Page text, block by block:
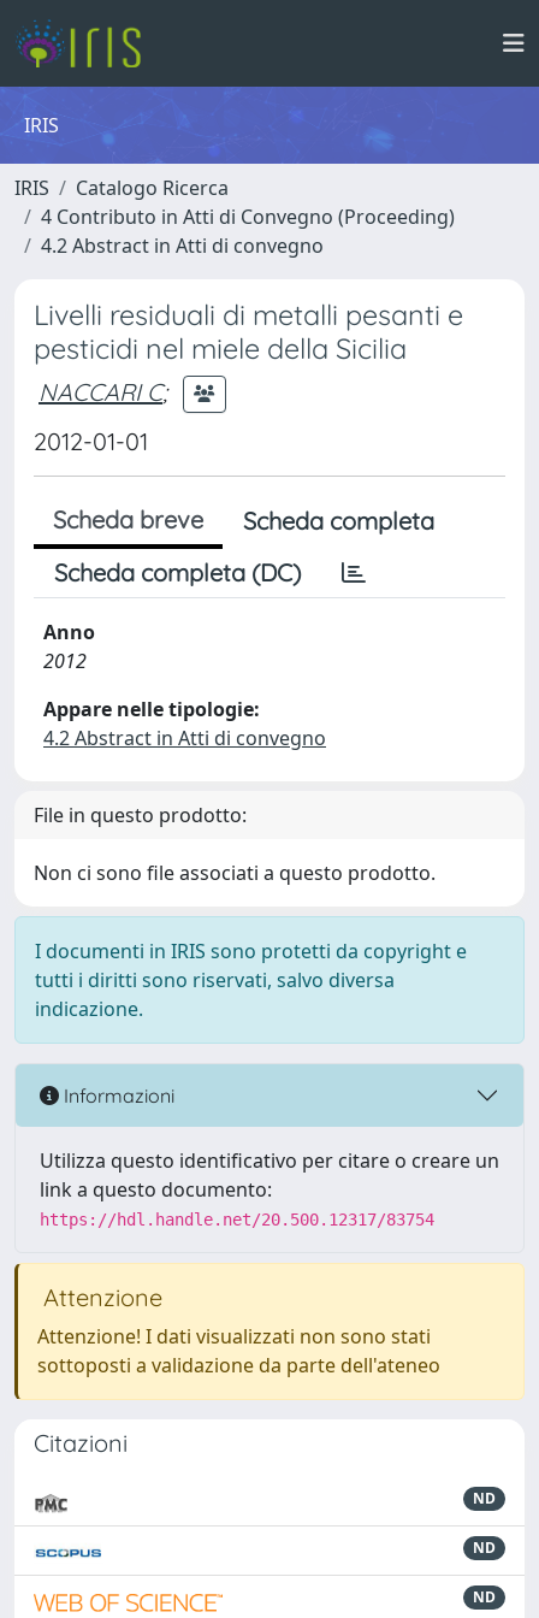
IRIS
IRIS
Catalogo Ricerca
4 Contributo in Atti di Convegno (Proceeding)
4.2 Abstract in Atti di convegno
Livelli residuali di metalli pesanti e
pesticidi nel miele della Sicilia
NACCARI C;
2012-01-01
Scheda breve
Scheda completa
Scheda completa (DC)
Anno
2012
Appare nelle tipologie:
4.2 Abstract in Atti di convegno
File in questo prodotto:
Non ci sono file associati a questo prodotto.
I documenti in IRIS sono protetti da copyright e
tutti i diritti sono riservati, salvo diversa
indicazione.
Informazioni
Utilizza questo identificativo per citare o creare un
link a questo documento:
https://hdl.handle.net/20.500.12317/83754
Attenzione
Attenzione! I dati visualizzati non sono stati
sottoposti a validazione da parte dell'ateneo
Citazioni
ND
ND
ND